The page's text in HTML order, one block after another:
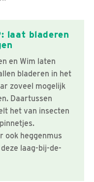
laat bladeren
en Wim laten
bladeren in het
zoveel mogelijk
Daartussen
het van insecten
ook heggenmus
laag-bij-de-